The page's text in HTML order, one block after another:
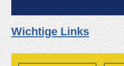
Wichtige Links